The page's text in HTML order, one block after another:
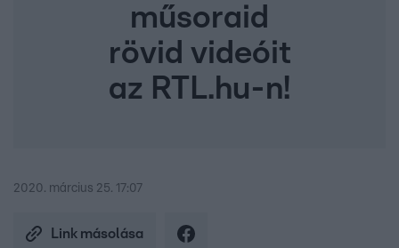
műsoraid
rövid videóit
az RTL.hu-n!
2020. március 25. 17:07
Link másolása